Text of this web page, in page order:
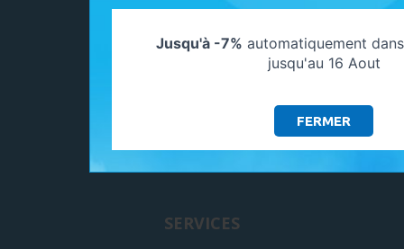
ADHÉRENTS
SERVICES
Jusqu'à -7% automatiquement
jusqu'au 16 Aout
FERMER